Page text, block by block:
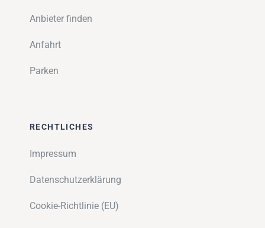
Anbieter finden
Anfahrt
Parken
RECHTLICHES
Impressum
Datenschutzerklärung
Cookie-Richtlinie (EU)